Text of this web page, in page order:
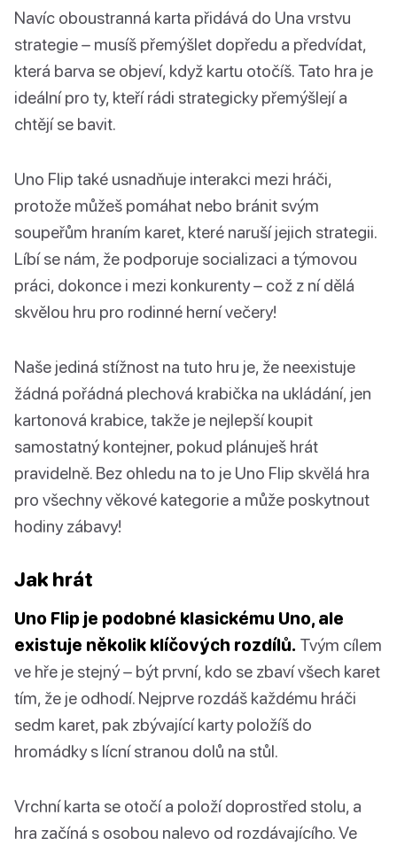
Navíc oboustranná karta přidává do Una vrstvu
strategie – musíš přemýšlet dopředu a předvídat,
která barva se objeví, když kartu otočíš. Tato hra je
ideální pro ty, kteří rádi strategicky přemýšlejí a
chtějí se bavit.
Uno Flip také usnadňuje interakci mezi hráči,
protože můžeš pomáhat nebo bránit svým
soupeřům hraním karet, které naruší jejich strategii.
Líbí se nám, že podporuje socializaci a týmovou
práci, dokonce i mezi konkurenty – což z ní dělá
skvělou hru pro rodinné herní večery!
Naše jediná stížnost na tuto hru je, že neexistuje
žádná pořádná plechová krabička na ukládání, jen
kartonová krabice, takže je nejlepší koupit
samostatný kontejner, pokud plánuješ hrát
pravidelně. Bez ohledu na to je Uno Flip skvělá hra
pro všechny věkové kategorie a může poskytnout
hodiny zábavy!
Jak hrát
Uno Flip je podobné klasickému Uno, ale
existuje několik klíčových rozdílů. Tvým cílem
ve hře je stejný – být první, kdo se zbaví všech karet
tím, že je odhodí. Nejprve rozdáš každému hráči
sedm karet, pak zbývající karty položíš do
hromádky s lícní stranou dolů na stůl.
Vrchní karta se otočí a položí doprostřed stolu, a
hra začíná s osobou nalevo od rozdávajícího. Ve